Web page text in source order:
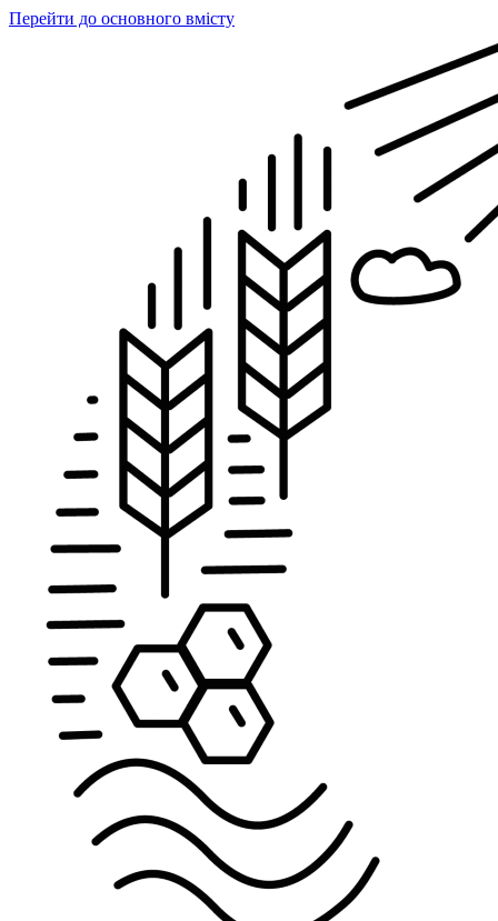
Перейти до основного вмісту